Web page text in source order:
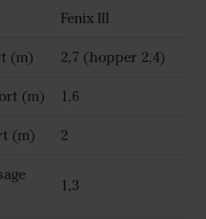
Fenix III
(m) 2,7 (hopper 2,4)
(m) 1,6
(m) 2
1,3